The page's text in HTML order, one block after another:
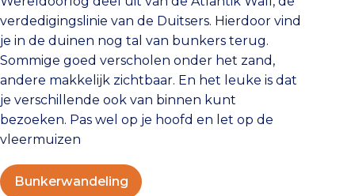
verdedigingslinie van de Duitsers. Hierdoor vind
je in de duinen nog tal van bunkers terug.
Sommige goed verscholen onder het zand,
andere makkelijk zichtbaar. En het leuke is dat
je verschillende ook van binnen kunt
bezoeken. Pas wel op je hoofd en let op de
vleermuizen
Bunkerwandeling